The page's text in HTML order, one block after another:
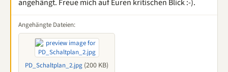
angehängt. Freue mich auf Euren kritischen Blick :-).
Angehängte Dateien:
PD_Schaltplan_2.jpg (200 KB)